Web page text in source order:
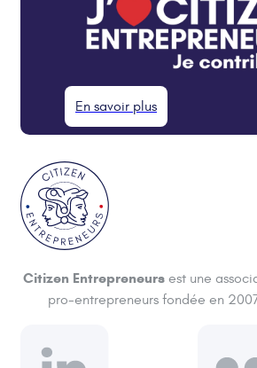
En savoir plus
Citizen Entrepreneurs est une
pro-entrepreneurs fondée en